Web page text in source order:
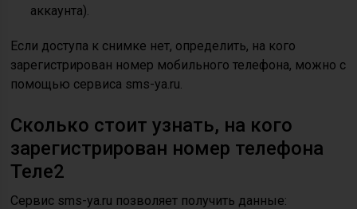
аккаунта).
Если доступа к снимке нет, определить, на кого
зарегистрирован номер мобильного телефона, можно с
помощью сервиса sms-ya.ru.
Сколько стоит узнать, на кого
зарегистрирован номер телефона
Теле2
Сервис sms-ya.ru позволяет получить данные: